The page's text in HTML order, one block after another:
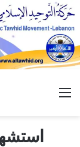
القائمة